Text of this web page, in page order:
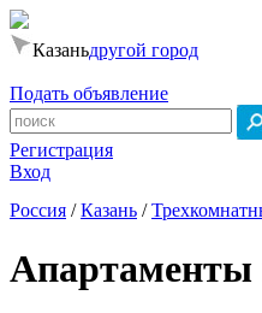
Казаньдругой город
Подать объявление
Регистрация
Вход
Россия /Казань /
Апартаменты